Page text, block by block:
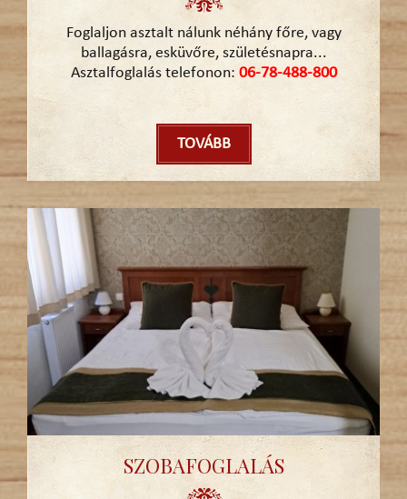
Foglaljon asztalt nálunk néhány főre, vagy
ballagásra, esküvőre, születésnapra...
Asztalfoglalás telefonon: 06-78-488-800
TOVÁBB
SZOBAFOGLALÁS